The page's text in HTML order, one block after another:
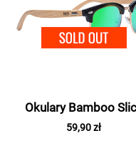
Okulary Bamboo
59,90 zł